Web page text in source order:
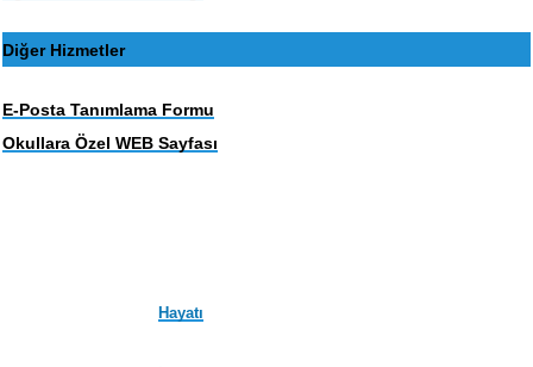
Diğer Hizmetler
E-Posta Tanımlama Formu
Okullara Özel WEB Sayfası
Hayatı